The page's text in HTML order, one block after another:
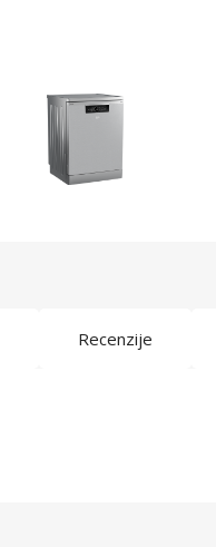
Recenzije